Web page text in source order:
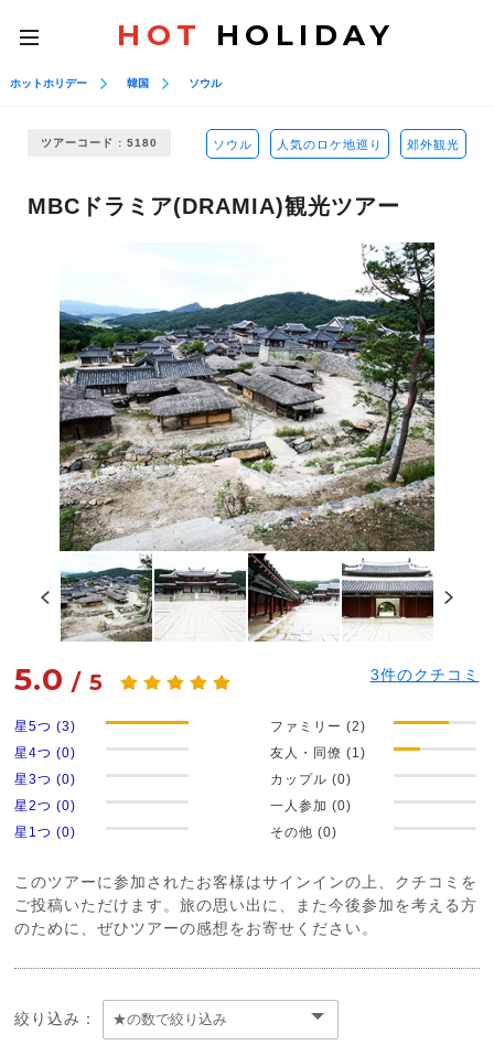
toggle
navigation
HOT HOLIDAY
ホットホリデー 韓国 ソウル
ツアーコード : 5180 ソウル 人気のロケ地巡り 郊外観光
MBCドラミア(DRAMIA)観光ツアー
5.0 /5 3件のクチコミ
星5つ (3)
星4つ (0)
星3つ (0)
星2つ (0)
星1つ (0)
ファミリー (2)
友人・同僚 (1)
カップル (0)
一人参加 (0)
その他 (0)
このツアーに参加されたお客様はサインインの上、クチコミを
ご投稿いただけます。旅の思い出に、また今後参加を考える方
のために、ぜひツアーの感想をお寄せください。
絞り込み：